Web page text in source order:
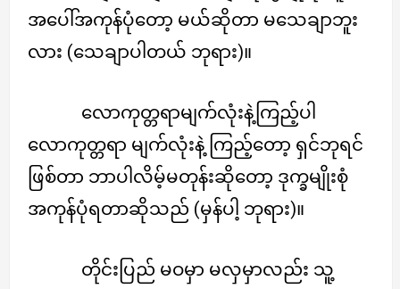
အပေါ်အကုန်ပုံတော့ မယ်ဆိုတာ မသေချာဘူး
လား (သေချာပါတယ် ဘုရား)။
လောကုတ္တရာမျက်လုံးနဲ့ကြည့်ပါ
လောကုတ္တရာ မျက်လုံးနဲ့ ကြည့်တော့ ရှင်ဘုရင်
ဖြစ်တာ ဘာပါလိမ့်မတုန်းဆိုတော့ ဒုက္ခမျိုးစုံ
အကုန်ပုံရတာဆိုသည် (မှန်ပါ့ ဘုရား)။
တိုင်းပြည် မဝမှာ မလှမှာလည်း သူ့